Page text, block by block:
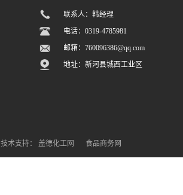
联系人：韩经理
电话：0319-4785981
邮箱：760096386@qq.com
地址：新河县城西工业区
技术支持： 盖德化工网 食品商务网